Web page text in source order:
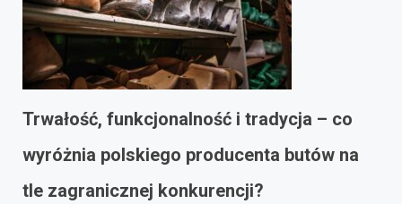
Trwałość, funkcjonalność i tradycja – co
wyróżnia polskiego producenta butów na
tle zagranicznej konkurencji?